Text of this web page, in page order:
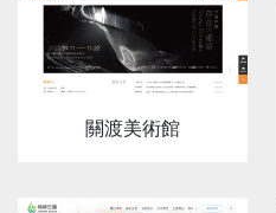
關渡美術館